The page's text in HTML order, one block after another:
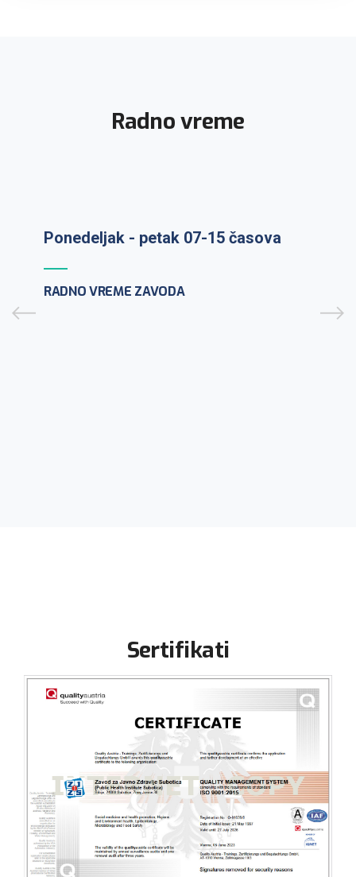
Radno vreme
Ponedeljak - petak 07-15 časova
RADNO VREME ZAVODA
Prijem uzoraka: ponedeljak-petak 7-
Sertifikati